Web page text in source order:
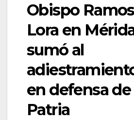
Obispo
Lora en
sumó al
en defensa de
Patria